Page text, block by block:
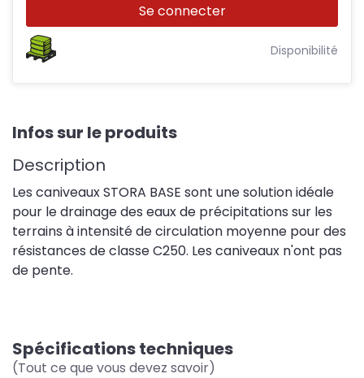
Se connecter
Disponibilité
Infos sur le produits
Description
Les caniveaux STORA BASE sont une solution idéale
pour le drainage des eaux de précipitations sur les
terrains à intensité de circulation moyenne pour des
résistances de classe C250. Les caniveaux n'ont pas
de pente.
Spécifications techniques
(Tout ce que vous devez savoir)